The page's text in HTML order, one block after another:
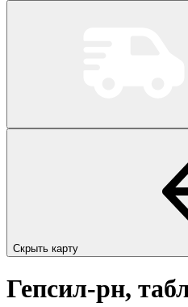
Скрыть карту
Гепсил-рн,